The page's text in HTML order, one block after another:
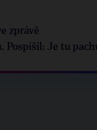
zprávě
Pospíšil: Je tu